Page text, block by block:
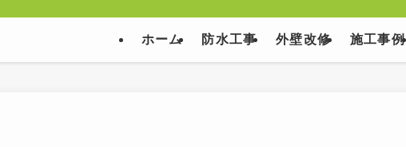
ホーム 防水工事 外壁改修 施工事例